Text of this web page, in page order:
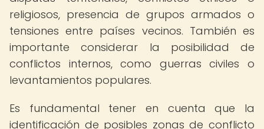
religiosos, presencia de grupos armados o
tensiones entre países vecinos. También es
importante considerar la posibilidad de
conflictos internos, como guerras civiles o
levantamientos populares.
Es fundamental tener en cuenta que la
identificación de posibles zonas de conflicto